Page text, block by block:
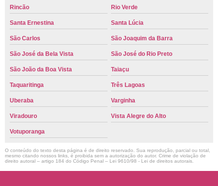
Rincão Rio Verde
Santa Ernestina Santa Lúcia
São Carlos São Joaquim da Barra
São José da Bela Vista São José do Rio Preto
São João da Boa Vista Taiaçu
Taquaritinga Três Lagoas
Uberaba Varginha
Viradouro Vista Alegre do Alto
Votuporanga
O conteúdo do texto desta página é de direito reservado. Sua reprodução, parcial ou total,
mesmo citando nossos links, é proibida sem a autorização do autor. Crime de violação de
direito autoral – artigo 184 do Código Penal – Lei 9610/98 - Lei de direitos autorais